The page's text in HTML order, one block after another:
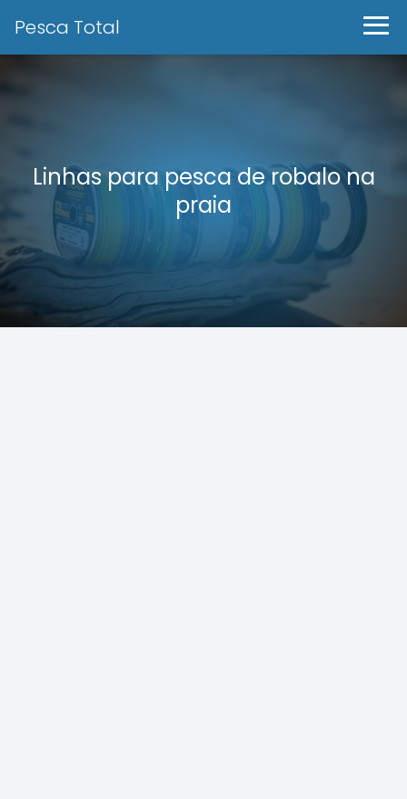
Pesca Total
Linhas para pesca de robalo na
praia